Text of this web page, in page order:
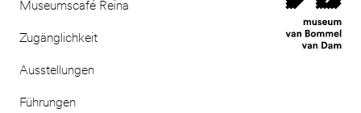
Museumscafé Reina
Zugänglichkeit
Ausstellungen
Führungen